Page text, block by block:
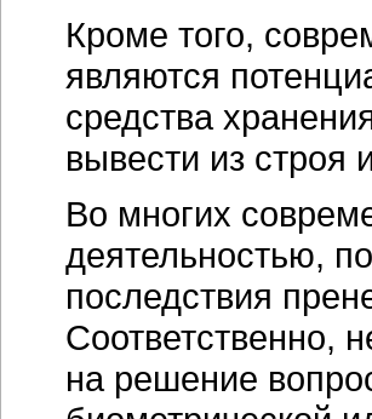
Кроме того,
являются
средства
вывести из строя
Во многих
деятельностью,
последствия
Соответственно,
на решение